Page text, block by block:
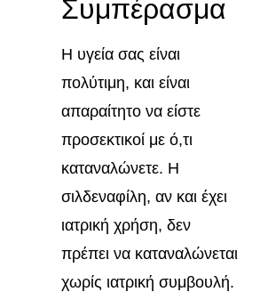
Συμπέρασμα
Η υγεία σας είναι
πολύτιμη, και είναι
απαραίτητο να είστε
προσεκτικοί με ό,τι
καταναλώνετε. Η
σιλδεναφίλη, αν και έχει
ιατρική χρήση, δεν
πρέπει να καταναλώνεται
χωρίς ιατρική συμβουλή.